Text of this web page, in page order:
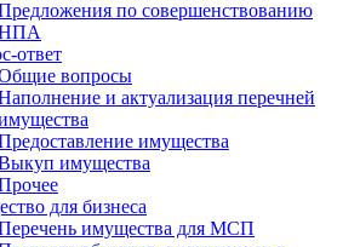
по совершенствованию
ответ
вопросы
и актуализация перечней
имущества
имущества
для бизнеса
имущества для МСП